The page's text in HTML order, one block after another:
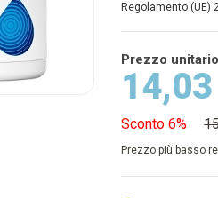
Regolamento (UE)
Prezzo unitario
Sconto 6%
Prezzo più basso